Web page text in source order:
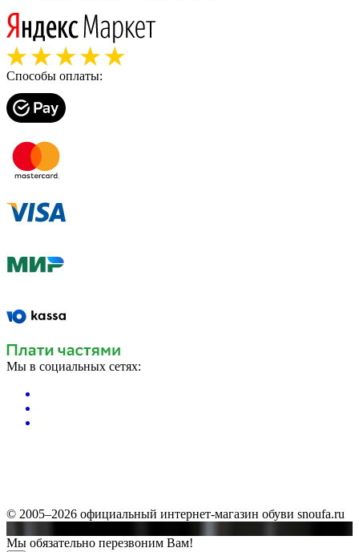
Способы оплаты:
Мы в социальных сетях:
© 2005–2026 официальный интернет-магазин обуви snoufa.ru
Мы обязательно перезвоним Вам!